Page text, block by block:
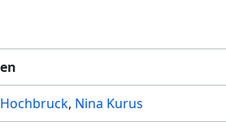
Nina Kurus